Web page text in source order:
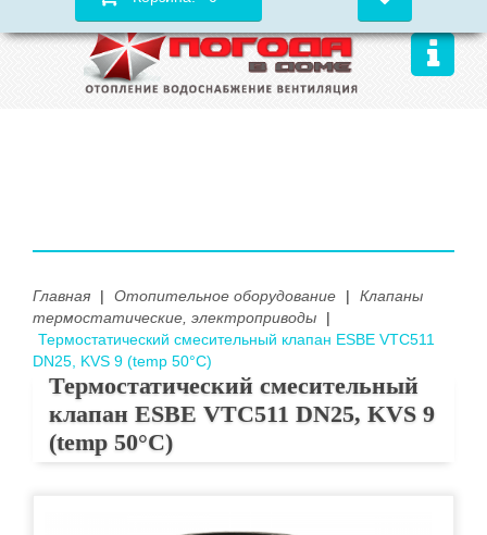
Главная | Отопительное оборудование |
Клапаны
термостатические, электроприводы
|
Термостатический смесительный клапан ESBE VTC511
DN25, KVS 9 (temp 50°С)
Термостатический смесительный
клапан ESBE VTC511 DN25, KVS 9
(temp 50°С)